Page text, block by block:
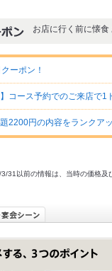
お店に行く前に懐食
ーポン！
コース予約でのご来店で1
2200円の内容をランクア
31以前の情報は、当時の価格及